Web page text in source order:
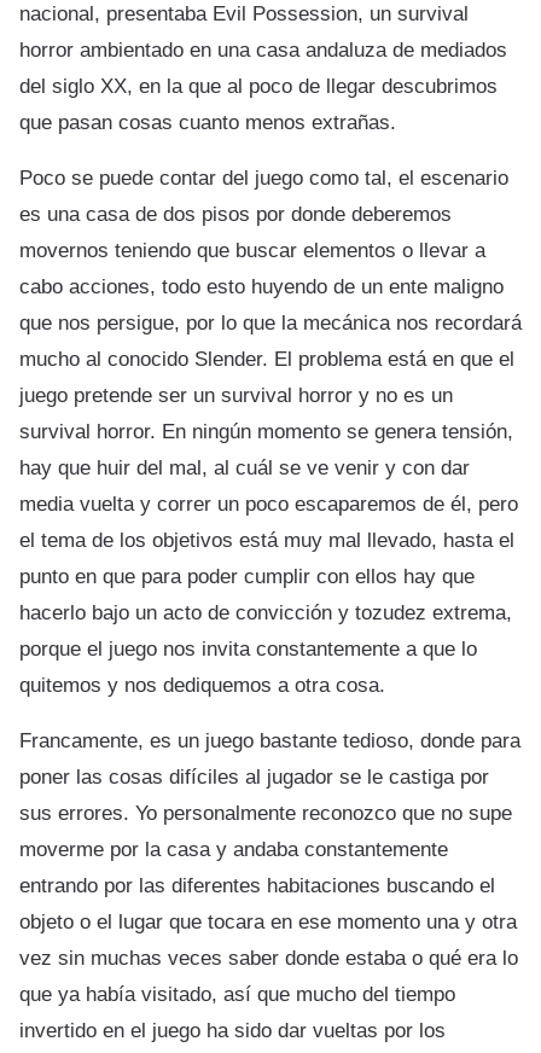
nacional, presentaba Evil Possession, un survival
horror ambientado en una casa andaluza de mediados
del siglo XX, en la que al poco de llegar descubrimos
que pasan cosas cuanto menos extrañas.
Poco se puede contar del juego como tal, el escenario
es una casa de dos pisos por donde deberemos
movernos teniendo que buscar elementos o llevar a
cabo acciones, todo esto huyendo de un ente maligno
que nos persigue, por lo que la mecánica nos recordará
mucho al conocido Slender. El problema está en que el
juego pretende ser un survival horror y no es un
survival horror. En ningún momento se genera tensión,
hay que huir del mal, al cuál se ve venir y con dar
media vuelta y correr un poco escaparemos de él, pero
el tema de los objetivos está muy mal llevado, hasta el
punto en que para poder cumplir con ellos hay que
hacerlo bajo un acto de convicción y tozudez extrema,
porque el juego nos invita constantemente a que lo
quitemos y nos dediquemos a otra cosa.
Francamente, es un juego bastante tedioso, donde para
poner las cosas difíciles al jugador se le castiga por
sus errores. Yo personalmente reconozco que no supe
moverme por la casa y andaba constantemente
entrando por las diferentes habitaciones buscando el
objeto o el lugar que tocara en ese momento una y otra
vez sin muchas veces saber donde estaba o qué era lo
que ya había visitado, así que mucho del tiempo
invertido en el juego ha sido dar vueltas por los